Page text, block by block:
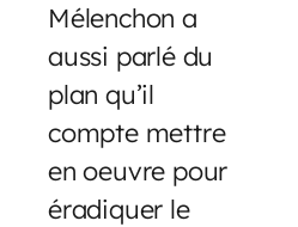
Mélenchon a
aussi parlé du
plan qu’il
compte mettre
en oeuvre pour
éradiquer le